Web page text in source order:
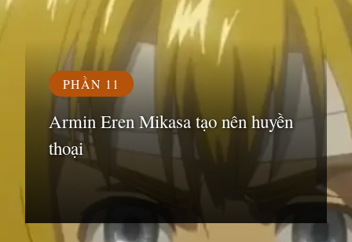
Đang mở https://susach.edu.vn/armin
PHẦN 11
Armin Eren Mikasa tạo nên huyền
thoại